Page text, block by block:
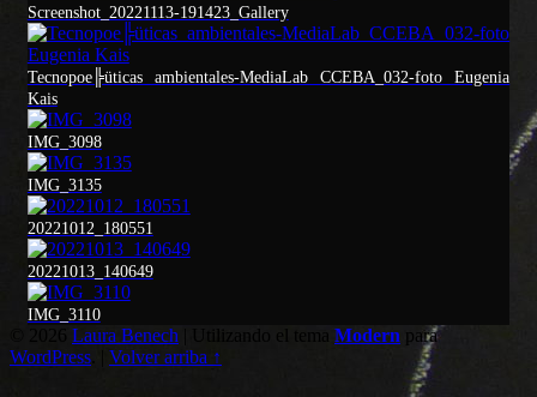
Screenshot_20221113-191423_Gallery
Tecnopoe╠üticas ambientales-MediaLab CCEBA_032-foto Eugenia
Kais
IMG_3098
IMG_3135
20221012_180551
20221013_140649
IMG_3110
a
Laura Benech Utilizando el tema Modern para
WordPress
Volver arriba ↑